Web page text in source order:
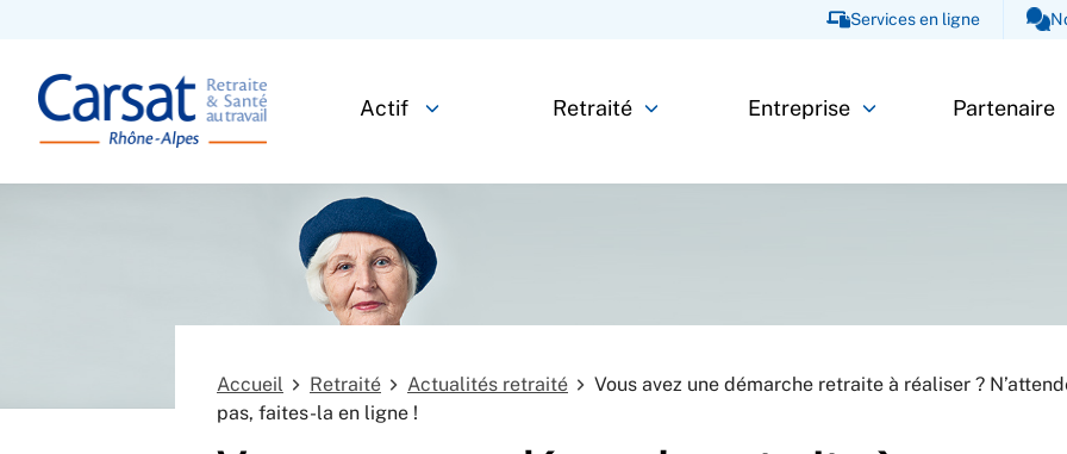
Services en ligne
Actif Retraité Entreprise Partenaire
Accueil Retraité Actualités retraité
Vous avez une démarche retraite à réaliser ?
pas, faites-la en ligne !